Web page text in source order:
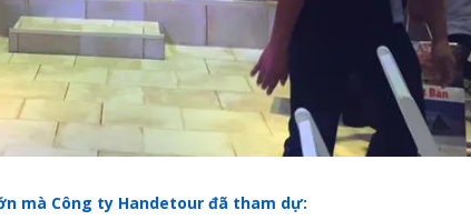
mà Công ty Handetour đã tham dự: